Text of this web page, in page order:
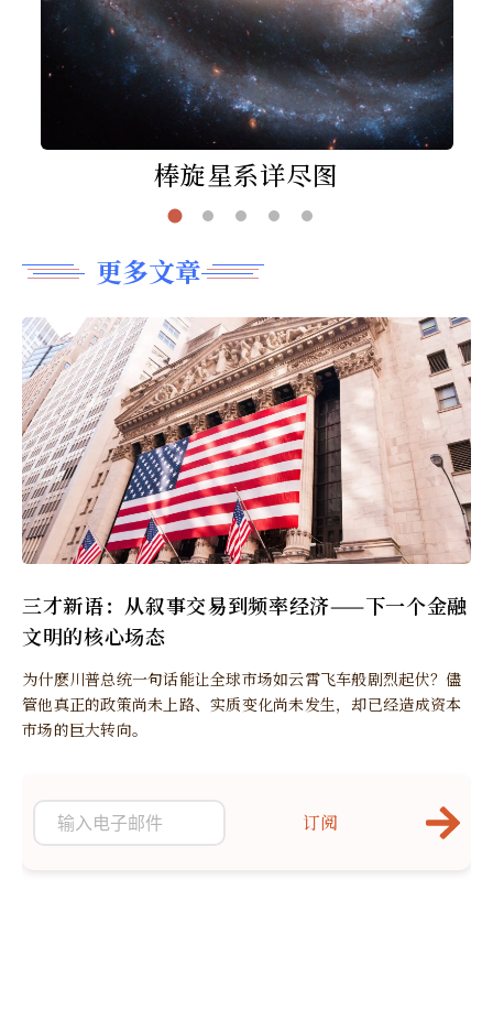
棒旋星系详尽图
更多文章
三才新语：从叙事交易到频率经济——下一个金融
文明的核心场态
为什麽川普总统一句话能让全球市场如云霄飞车般剧烈起伏？儘
管他真正的政策尚未上路、实质变化尚未发生，却已经造成资本
市场的巨大转向。
订阅